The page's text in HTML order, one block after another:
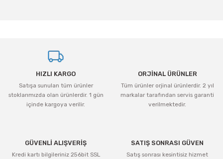
Ürün resmi kalitesiz, bozuk veya görüntülenemiyor.
Ürün açıklamasında eksik bilgiler bulunuyor.
Ürün bilgilerinde hatalar bulunuyor.
Ürün fiyatı diğer sitelerden daha pahalı.
HIZLI KARGO
Satışa sunulan tüm ürünler
stoklarımızda olan ürünlerdir. 1 gün
içinde kargoya verilir.
ORJİNAL ÜRÜNLER
Tüm ürünler orjinal ürünlerdir. 2 yıl
markalar tarafından servis garanti
verilmektedir.
GÜVENLİ ALIŞVERİŞ
Kredi kartı bilgileriniz 256bit SSL
SATIŞ SONRASI GÜVEN
Satış sonrası kesintisiz hizmet